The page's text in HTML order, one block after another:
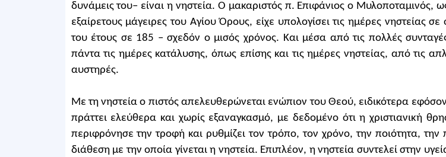
δυνάμεις του– είναι η νηστεία. Ο μακαριστός π. Επιφάνιος ο Μυλοποταμινός,
εξαίρετους μάγειρες του Αγίου Όρους, είχε υπολογίσει τις ημέρες νηστείας σε
του έτους σε 185 – σχεδόν ο μισός χρόνος. Και μέσα από τις πολλές
πάντα τις ημέρες κατάλυσης, όπως επίσης και τις ημέρες νηστείας, από τις
αυστηρές.
Με τη νηστεία ο πιστός απελευθερώνεται ενώπιον του Θεού, ειδικότερα εφόσον
πράττει ελεύθερα και χωρίς εξαναγκασμό, με δεδομένο ότι η χριστιανική
περιφρόνησε την τροφή και ρυθμίζει τον τρόπο, τον χρόνο, την ποιότητα, την
διάθεση με την οποία γίνεται η νηστεία. Επιπλέον, η νηστεία συντελεί στην